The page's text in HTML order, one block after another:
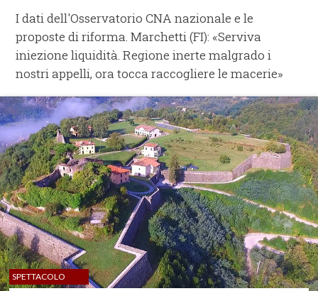
I dati dell'Osservatorio CNA nazionale e le
proposte di riforma. Marchetti (FI): «Serviva
iniezione liquidità. Regione inerte malgrado i
nostri appelli, ora tocca raccogliere le macerie»
SPETTACOLO